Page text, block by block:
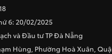
6: 20/02/2025
và Đầu tư TP Đà Nẵng
Hùng, Phường Hoà Xuân,